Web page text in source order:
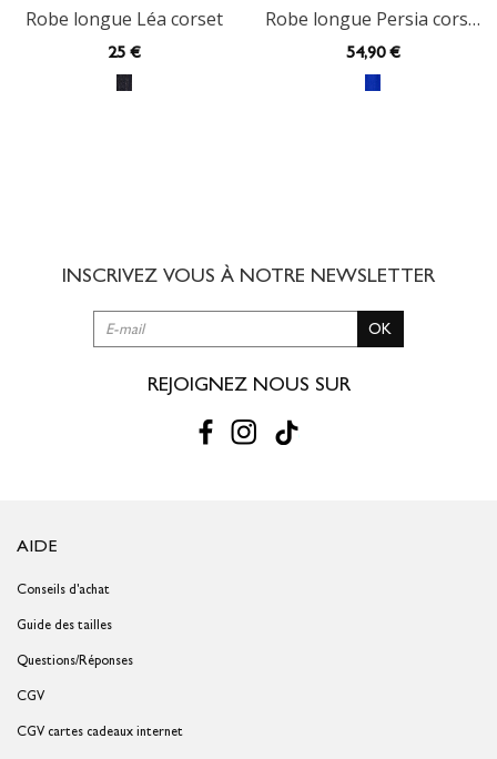
Robe longue Léa corset
25 €
Robe longue Persia corset
54,90 €
INSCRIVEZ VOUS À NOTRE NEWSLETTER
OK
REJOIGNEZ NOUS SUR
AIDE
Conseils d'achat
Guide des tailles
Questions/Réponses
CGV
CGV cartes cadeaux internet